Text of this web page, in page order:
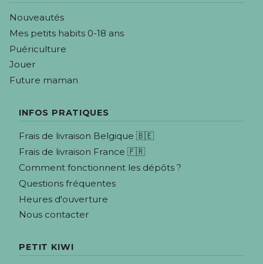
Nouveautés
Mes petits habits 0-18 ans
Puériculture
Jouer
Future maman
INFOS PRATIQUES
Frais de livraison Belgique 🇧🇪
Frais de livraison France 🇫🇷
Comment fonctionnent les dépôts ?
Questions fréquentes
Heures d'ouverture
Nous contacter
PETIT KIWI